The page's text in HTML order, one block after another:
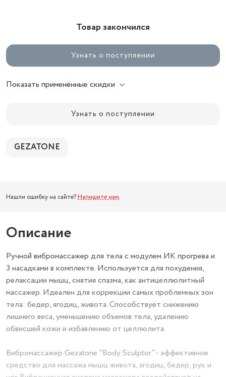
Товар закончился
Узнать о поступлении
Показать применённые скидки
Узнать о поступлении
GEZATONE
Нашли ошибку на сайте? Напишите нам.
Описание
Ручной вибромассажер для тела с модулем ИК прогрева и
3 насадками в комплекте. Используется для похудения,
релаксации мышц, снятия спазма, как антицеллюлитный
массажер. Идеален для коррекции самых проблемных зон
тела: бедер, ягодиц, живота. Способствует снижению
лишнего веса, уменьшению объемов тела, удалению
обвисшей кожи и избавлению от целлюлита.
Вибромассажер Gezatone "Body Sculptor" - эффективное
средство для массажа мышц живота, ягодиц, бедер, рук и